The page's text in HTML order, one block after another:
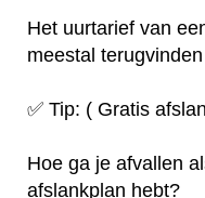
Het uurtarief van
meestal
✅ Tip: ( Gratis
Hoe ga je afvallen
afslankplan hebt?